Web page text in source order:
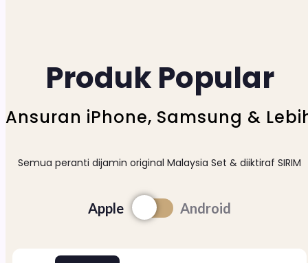
Produk Popular
Ansuran iPhone, Samsung &
Semua peranti dijamin original Malaysia Set & diiktiraf SIRIM
Apple Android